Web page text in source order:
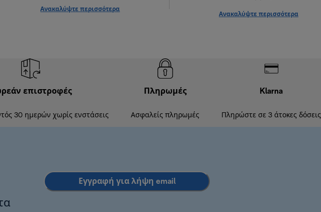
Ανακαλύψτε περισσότερα
Ανακαλύψτε περισσότερα
επιστροφές
30 ημερών χωρίς ενστάσεις
Πληρωμές
Ασφαλείς πληρωμές
Klarna
Πληρώστε σε 3 άτοκες δόσεις
Εγγραφή για λήψη email